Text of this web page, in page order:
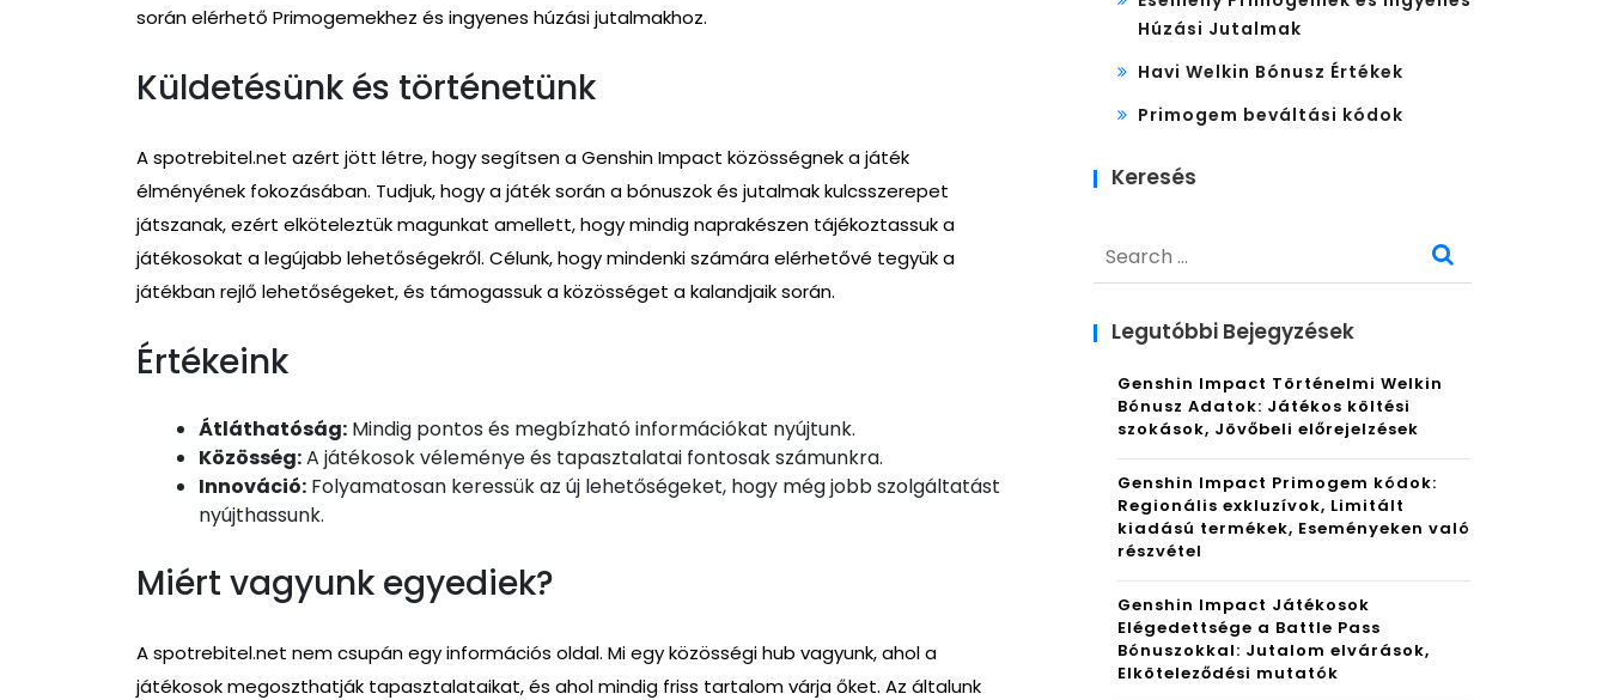
során elérhető Primogemekhez és ingyenes húzási jutalmakhoz.
Küldetésünk és történetünk
A spotrebitel.net azért jött létre, hogy segítsen a Genshin Impact közösségnek a játék
élményének fokozásában. Tudjuk, hogy a játék során a bónuszok és jutalmak kulcsszerepet
játszanak, ezért elköteleztük magunkat amellett, hogy mindig naprakészen tájékoztassuk a
játékosokat a legújabb lehetőségekről. Célunk, hogy mindenki számára elérhetővé tegyük a
játékban rejlő lehetőségeket, és támogassuk a közösséget a kalandjaik során.
Értékeink
Átláthatóság: Mindig pontos és megbízható információkat nyújtunk.
Közösség:A játékosok véleménye és tapasztalatai fontosak számunkra.
Innováció: Folyamatosan keressük az új lehetőségeket, hogy még jobb szolgáltatást
nyújthassunk.
Miért vagyunk egyediek?
A spotrebitel.net nem csupán egy információs oldal. Mi egy közösségi hub vagyunk, ahol a
játékosok megoszthatják tapasztalataikat, és ahol mindig friss tartalom várja őket. Az általunk
Húzási Jutalmak
Havi Welkin Bónusz Értékek
Primogem beváltási kódok
Keresés
for:
Legutóbbi Bejegyzések
Genshin Impact Történelmi Welkin
Bónusz Adatok: Játékos költési
szokások, Jövőbeli előrejelzések
Genshin Impact Primogem kódok:
Regionális exkluzívok, Limitált
kiadású termékek, Eseményeken való
részvétel
Genshin Impact Játékosok
Elégedettsége a Battle Pass
Bónuszokkal: Jutalom elvárások,
Elköteleződési mutatók